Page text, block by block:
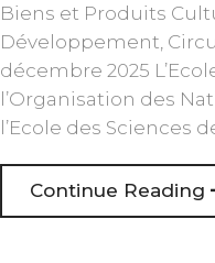
Biens et Produits
Développement,
décembre 2025
l’Organisation des
l’Ecole des Sciences
Continue Reading